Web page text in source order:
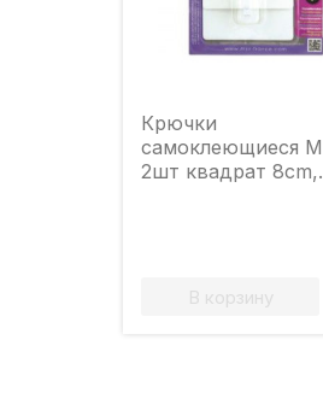
Крючки
самоклеющиеся
2шт квадрат 8cm,
В корзину